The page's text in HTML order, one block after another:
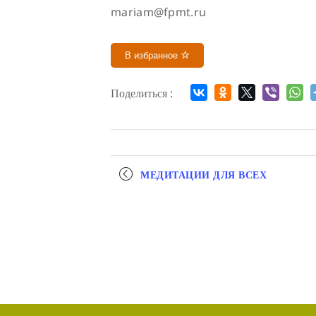
mariam@fpmt.ru
В избранное
Поделиться :
Мероприятие
МЕДИТАЦИИ ДЛЯ ВСЕХ